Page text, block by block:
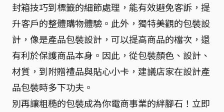
封箱技巧到標籤的細節處理，能有效避免客訴，提
升客戶的整體購物體驗。此外，獨特美觀的包裝設
計，像是產品包裝設計，可以提高商品的檔次，還
有利於保護商品本身。因此，從包裝顏色、設計、
材質，到附贈禮品與貼心小卡，建議店家在設計產
品包裝時多下功夫。
別再讓粗糙的包裝成為你電商事業的絆腳石！立即